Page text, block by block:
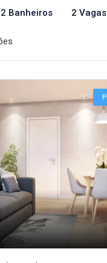
2 Banheiros 2 Vagas